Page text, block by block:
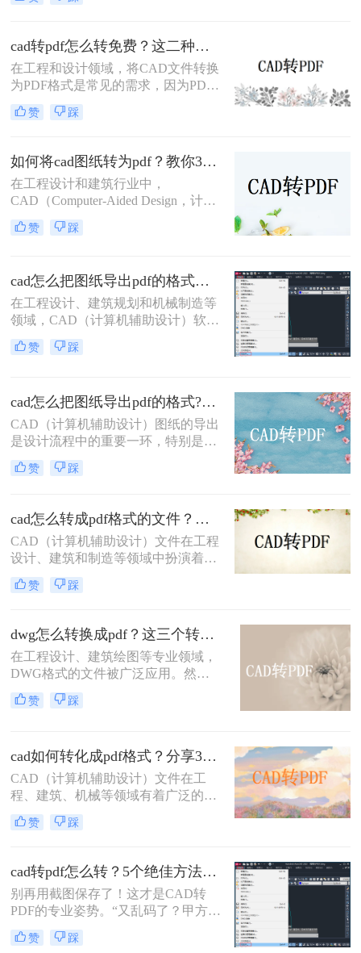
不仅具有高度的兼容性和可读性，还
CAD转PDF怎么转呢？本文将介绍两
种将CAD文件转换为PDF的方法。
cad转pdf怎么转免费？这二种转换方法帮你解决！
在工程和设计领域，将CAD文件转换
为PDF格式是常见的需求，因为PDF
格式便于查看、分享和打印。那么cad
转pdf怎么转免费呢？本文将介绍两种
松完成CAD转PDF的任务。
赞 踩
如何将cad图纸转为pdf？教你3种容易学会的方法!
在工程设计和建筑行业中，
CAD（Computer-Aided Design，计算
机辅助设计）图纸的共享和传输是一
项常见的需求。将CAD图纸转换为
那么如何将cad图纸转为pdf呢？本文
将介绍三种将CAD图纸转换为PDF的
方法，帮助您轻松完成这一任务。
赞 踩
cad怎么把图纸导出pdf的格式？选择最适合你的高效方法！
在工程设计、建筑规划和机械制造等
领域，CAD（计算机辅助设计）软件
是不可或缺的工具。然而，CAD源文
件（如DWG）的查看和传播严重依
CAD图纸导出为通用的PDF格式成为
了标准流程。PDF文件能完美保留图
纸的矢量信息、图层、比例和布局，
开。那么cad怎么把图纸导出pdf的格
赞 踩
cad怎么把图纸导出pdf的格式?了解下这二种转换方法！
CAD（计算机辅助设计）图纸的导出
是设计流程中的重要一环，特别是在
需要将设计成果与他人共享或进行打
印时，PDF格式因其跨平台兼容性和
把图纸导出pdf的格式呢？本文将介绍
两种将CAD图纸导出为PDF格式的方
法。
赞 踩
cad怎么转成pdf格式的文件？分享二种实用转换方法！
CAD（计算机辅助设计）文件在工程
设计、建筑和制造等领域中扮演着至
关重要的角色。然而，有时需要将
CAD文件转换为PDF格式以便于共
pdf格式的文件呢？本文将介绍两种将
CAD转换为PDF的方法。
赞 踩
dwg怎么转换成pdf？这三个转换方法了解一下！
在工程设计、建筑绘图等专业领域，
DWG格式的文件被广泛应用。然
而，在某些情况下，我们可能需要将
其转换为PDF格式，以便更方便地共
换成PDF的方法。
赞 踩
cad如何转化成pdf格式？分享3个操作简单的方法！
CAD（计算机辅助设计）文件在工
程、建筑、机械等领域有着广泛的应
用，但有时候我们需要将这些文件转
换成PDF格式以便分享、查看或打
本文将介绍三种将CAD文件转换成
PDF的方法。
赞 踩
cad转pdf怎么转？5个绝佳方法，工程师私藏技巧公开！
别再用截图保存了！这才是CAD转
PDF的专业姿势。“又乱码了？甲方说
图纸打不开！” 这是许多设计师和工
程师在交付文件时最怕听到的一句
赞 踩